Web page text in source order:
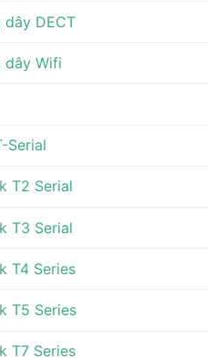
DECT
dây Wifi
Serial
T2 Serial
T3 Serial
T4 Series
T5 Series
T7 Series